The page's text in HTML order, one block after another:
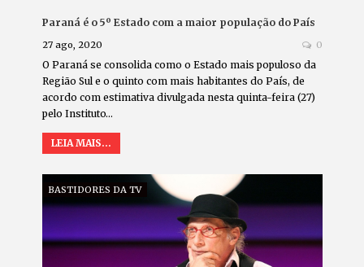
Paraná é o 5º Estado com a maior população do País
27 ago, 2020 0
O Paraná se consolida como o Estado mais populoso da
Região Sul e o quinto com mais habitantes do País, de
acordo com estimativa divulgada nesta quinta-feira (27)
pelo Instituto…
LEIA MAIS...
BASTIDORES DA TV